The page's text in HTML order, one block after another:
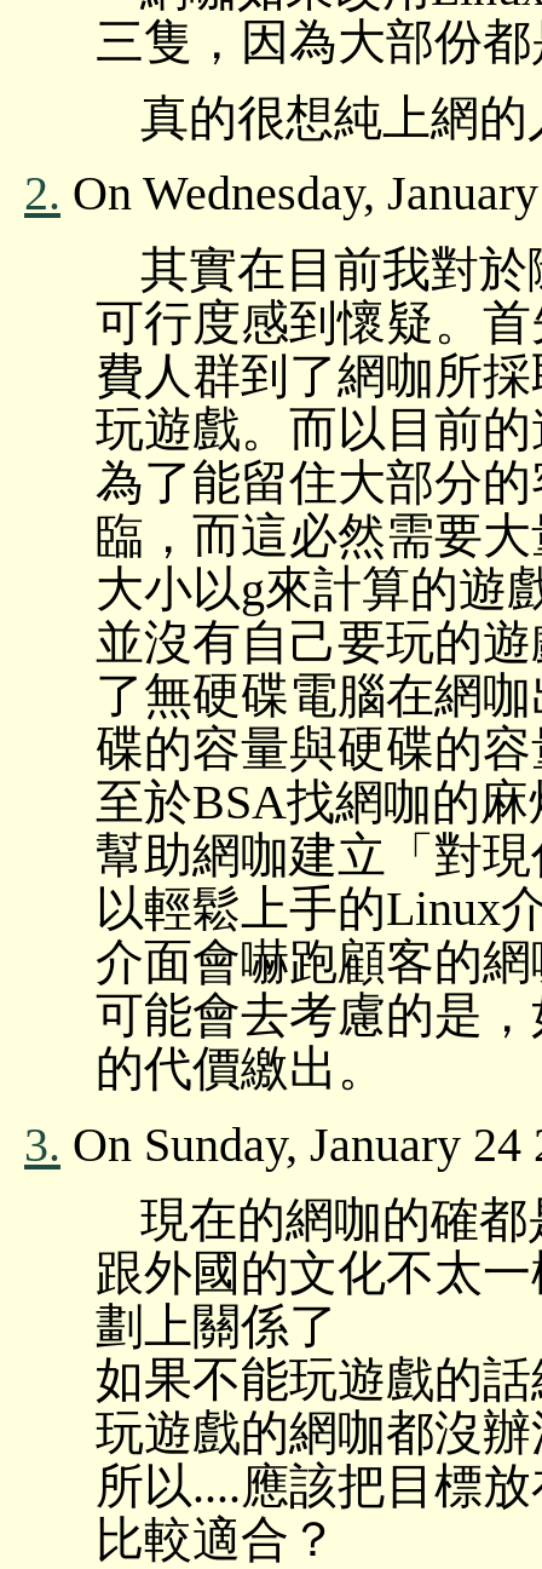
三隻，因為大部份
真的很想純上網
2. On Wednesday,
其實在目前我對
可行度感到懷疑。
費人群到了網咖所
玩遊戲。而以目前
為了能留住大部分
臨，而這必然需要
大小以g來計算的遊
並沒有自己要玩的
了無硬碟電腦在網
碟的容量與硬碟的
至於BSA找網咖的
幫助網咖建立「對
以輕鬆上手的Linux
介面會嚇跑顧客的
可能會去考慮的是
的代價繳出。
3. On Sunday, January
現在的網咖的確
跟外國的文化不太
劃上關係了
如果不能玩遊戲的
玩遊戲的網咖都沒
所以....應該把目標
比較適合？